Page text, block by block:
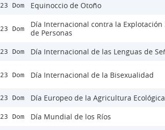
23 Dom Equinoccio de Otoño
23 Dom
Día Internacional contra la Explotación
de Personas
23 Dom Día Internacional de las Lenguas de
23 Dom Día Internacional de la Bisexualidad
23 Dom Día Europeo de la Agricultura Ecológica
23 Dom Día Mundial de los Ríos